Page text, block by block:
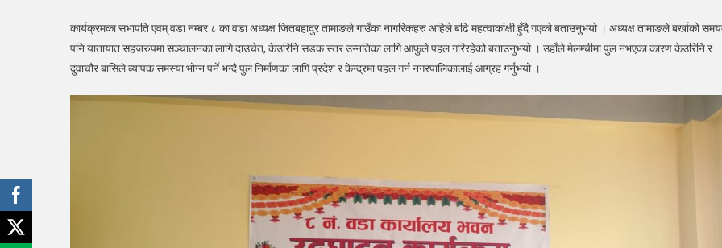
कार्यक्रमका सभापति एवम् वडा नम्बर ८ का वडा अध्यक्ष जितबहादुर तामाङले गाउँका नागरिकहरु अहिले बढि महत्वाकांक्षी हुँदै गएको बताउनुभयो । अध्यक्ष तामाङले बर्खाको
पनि यातायात सहजरुपमा सञ्चालनका लागि दाउचेत, केउरिनि सडक स्तर उन्नतिका लागि आफुले पहल गरिरहेको बताउनुभयो । उहाँले मेलम्चीमा पुल नभएका कारण केउरिनि र
दुवाचौर बासिले ब्यापक समस्या भोग्न पर्ने भन्दै पुल निर्माणका लागि प्रदेश र केन्द्रमा पहल गर्न नगरपालिकालाई आग्रह गर्नुभयो ।